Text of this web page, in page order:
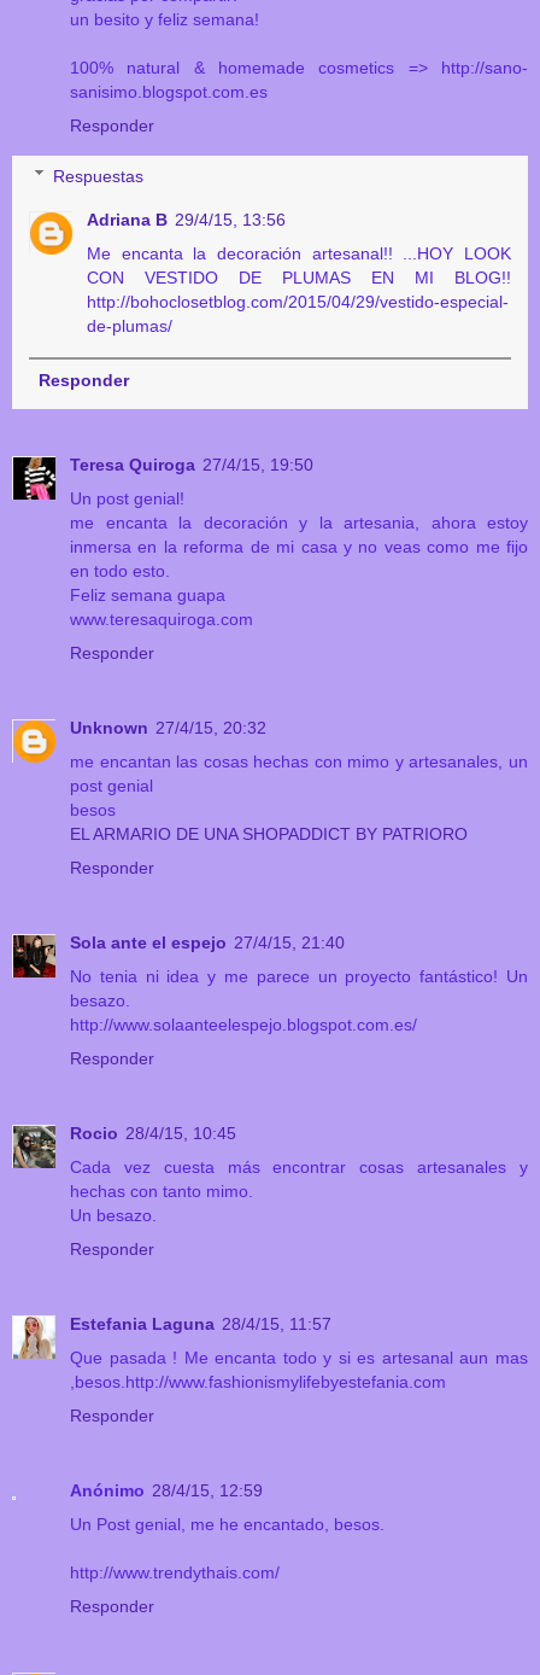
un besito y feliz semana!
100% natural & homemade cosmetics => http://sano-
sanisimo.blogspot.com.es
Responder
Respuestas
Adriana B 29/4/15, 13:56
Me encanta la decoración artesanal!! ...HOY LOOK
CON VESTIDO DE PLUMAS EN MI BLOG!!
http://bohoclosetblog.com/2015/04/29/vestido-especial-
de-plumas/
Responder
Teresa Quiroga 27/4/15, 19:50
Un post genial!
me encanta la decoración y la artesania, ahora estoy
inmersa en la reforma de mi casa y no veas como me fijo
en todo esto.
Feliz semana guapa
www.teresaquiroga.com
Responder
Unknown 27/4/15, 20:32
me encantan las cosas hechas con mimo y artesanales, un
post genial
besos
EL ARMARIO DE UNA SHOPADDICT BY PATRIORO
Responder
Sola ante el espejo 27/4/15, 21:40
No tenia ni idea y me parece un proyecto fantástico! Un
besazo.
http://www.solaanteelespejo.blogspot.com.es/
Responder
Rocio 28/4/15, 10:45
Cada vez cuesta más encontrar cosas artesanales y
hechas con tanto mimo.
Un besazo.
Responder
Estefania Laguna 28/4/15, 11:57
Que pasada ! Me encanta todo y si es artesanal aun mas
,besos.http://www.fashionismylifebyestefania.com
Responder
Anónimo 28/4/15, 12:59
Un Post genial, me he encantado, besos.
http://www.trendythais.com/
Responder